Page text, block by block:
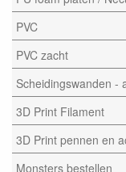
PVC
PVC zacht
Scheidingswanden -
3D Print Filament
3D Print pennen en
Monsters bestellen